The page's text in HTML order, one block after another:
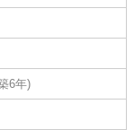
6年)